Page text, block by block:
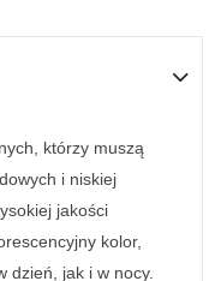
którzy muszą
i niskiej
jakości
kolor,
dzień, jak i w nocy.